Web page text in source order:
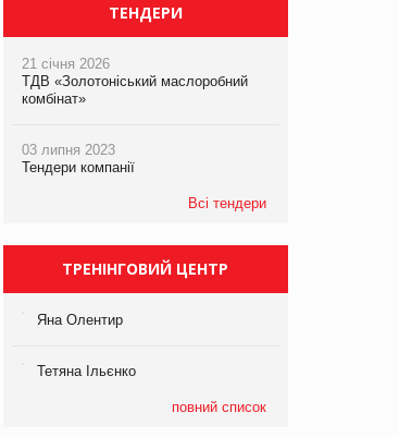
виробництва
компанії «УкраМарин»
ТЕНДЕРИ
21 січня 2026
ТДВ «Золотоніський маслоробний
комбінат»
03 липня 2023
Тендери компанії
Всі тендери
ТРЕНІНГОВИЙ ЦЕНТР
Яна Олентир
Тетяна Ільєнко
повний список